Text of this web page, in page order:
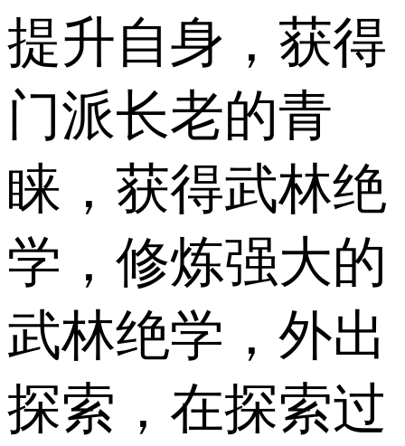
提升自身，获得
门派长老的青
睐，获得武林绝
学，修炼强大的
武林绝学，外出
探索，在探索过